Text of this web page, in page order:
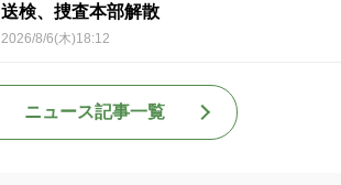
送検、捜査本部解散
2026/8/6(木)18:12
ニュース記事一覧